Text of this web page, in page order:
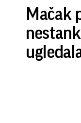
Mačak